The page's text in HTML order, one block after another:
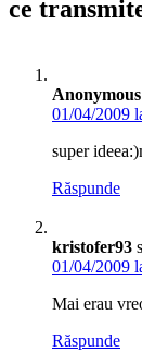
ce
Anonymous
01/04/2009
super
Răspunde
kristofer93
01/04/2009
Mai erau
Răspunde